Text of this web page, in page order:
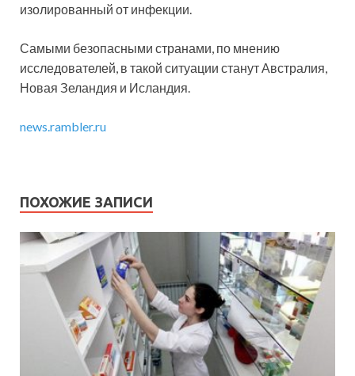
изолированный от инфекции.
Самыми безопасными странами, по мнению
исследователей, в такой ситуации станут Австралия,
Новая Зеландия и Исландия.
news.rambler.ru
ПОХОЖИЕ ЗАПИСИ